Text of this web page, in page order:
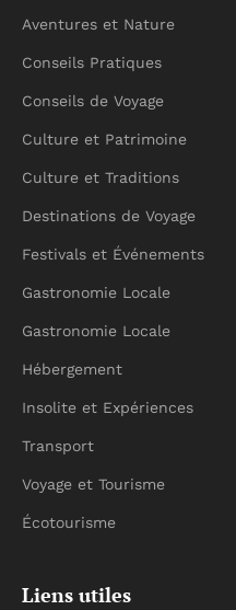
Aventures et Nature
Conseils Pratiques
Conseils de Voyage
Culture et Patrimoine
Culture et Traditions
Destinations de Voyage
Festivals et Événements
Gastronomie Locale
Gastronomie Locale
Hébergement
Insolite et Expériences
Transport
Voyage et Tourisme
Écotourisme
Liens utiles